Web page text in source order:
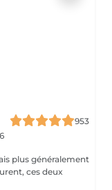
953
plus généralement
ces deux